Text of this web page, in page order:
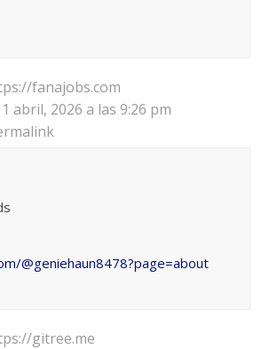
fanajobs.com
abril, 2026 a las 9:26 pm
@geniehaun8478?page=about
gitree.me